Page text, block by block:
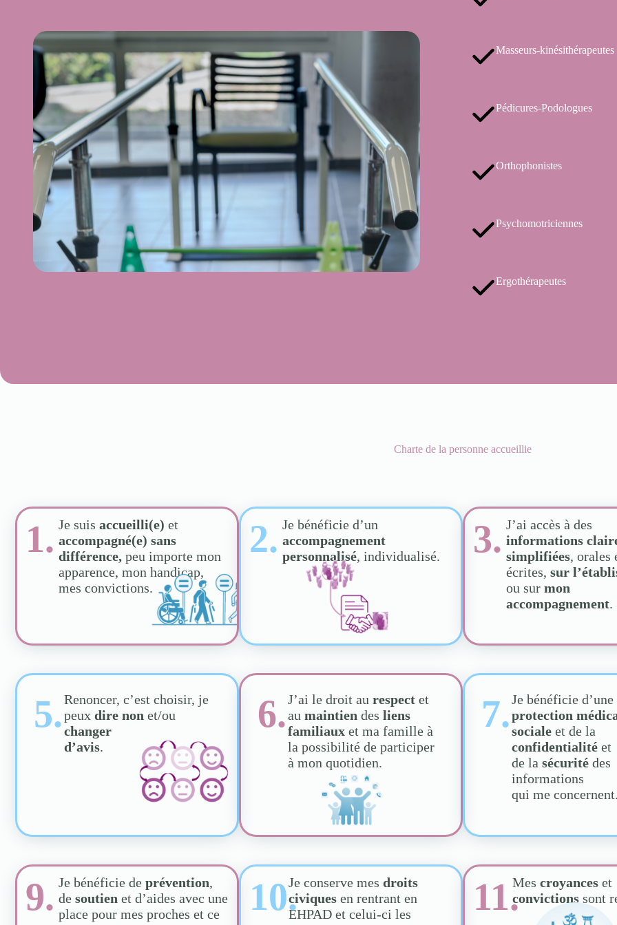
Masseurs-kinésithérapeutes
Pédicures-Podologues
Orthophonistes
Psychomotriciennes
Ergothérapeutes
Charte de la personne accueillie
1. Je suis accueilli(e) et
accompagné(e) sans
différence,peu importe mon
apparence, mon handicap,
mes convictions.
2. Je bénéficie d’un
accompagnement
personnalisé, individualisé. 3. J’ai accès à des
informations
simplifiées, orales
écrites, sur
ou sur mon
accompagnement.
5.Renoncer, c’est choisir, je
peuxdire non et/ou
changer
d’avis.
6.J’ai le droit aurespect et
aumaintien desliens
familiaux et ma famille à
la possibilité de participer
à mon quotidien.
7.Je bénéficie d’une
protection
sociale et de la
confidentialitéet
de lasécurité des
informations
qui me
9. Je bénéficie de prévention,
de soutien et d’aides avec une
place pour mes proches et ce
10.Je conserve mesdroits
civiques en rentrant en
EHPAD et celui-ci les
11.Mescroyanceset
convictionssont